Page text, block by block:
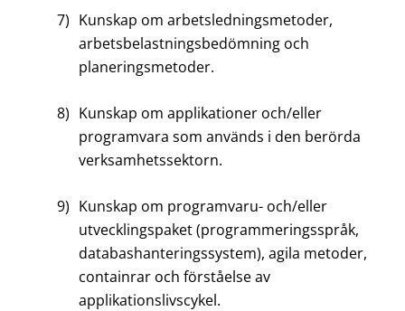
7) Kunskap om arbetsledningsmetoder,
arbetsbelastningsbedömning och
planeringsmetoder.
8) Kunskap om applikationer och/eller
programvara som används i den berörda
verksamhetssektorn.
9) Kunskap om programvaru- och/eller
utvecklingspaket (programmeringsspråk,
databashanteringssystem), agila metoder,
containrar och förståelse av
applikationslivscykel.